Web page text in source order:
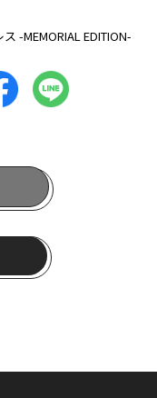
-MEMORIAL EDITION-